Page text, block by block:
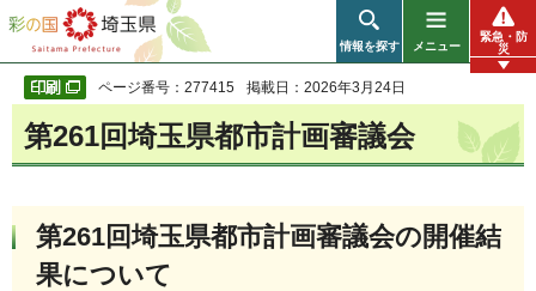
彩の国 埼玉県
情報を探す メニュー
緊急・防
災
ページ番号：277415 掲載日：2026年3月24日
第261回埼玉県都市計画審議会
第261回埼玉県都市計画審議会の開催結
果について